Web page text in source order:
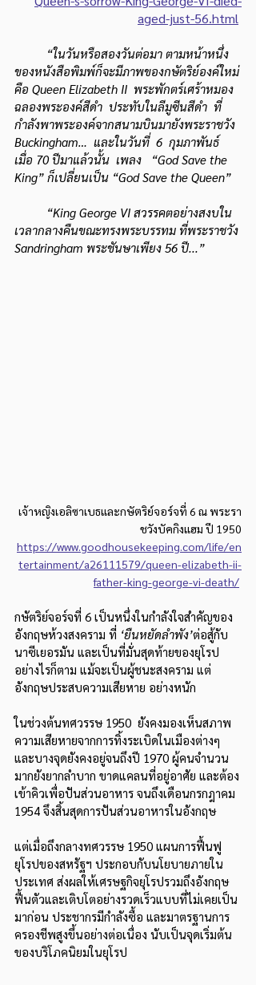
aged-just-56.html
“ในวันหรือสองวันต่อมา ตามหน้าหนึ่ง
ของหนังสือพิมพ์ก็จะมีภาพของกษัตริย์องค์ใหม่
คือ Queen Elizabeth II  พระพักตร์เศร้าหมอง
ฉลองพระองค์สีดำ  ประทับในลีมูซีนสีดำ  ที่
กำลังพาพระองค์จากสนามบินมายังพระราชวัง
Buckingham…  และในวันที่  6  กุมภาพันธ์
เมื่อ 70 ปีมาแล้วนั้น  เพลง   “God Save the
King” ก็เปลี่ยนเป็น “God Save the Queen”
“King George VI สวรรคตอย่างสงบใน
เวลากลางคืนขณะทรงพระบรรทม ที่พระราชวัง
Sandringham พระชันษาเพียง 56 ปี...”
เจ้าหญิงเอลิซาเบธและกษัตริย์จอร์จที่ 6 ณ พระรา
ชวังบัคกิงแฮม ปี 1950
https://www.goodhousekeeping.com/life/en
tertainment/a26111579/queen-elizabeth-ii-
father-king-george-vi-death/
กษัตริย์จอร์จที่ 6 เป็นหนึ่งในกำลังใจสำคัญของ
อังกฤษห้วงสงคราม ที่ ‘ยืนหยัดลำพัง’ต่อสู้กับ
นาซีเยอรมัน และเป็นที่มั่นสุดท้ายของยุโรป
อย่างไรก็ตาม แม้จะเป็นผู้ชนะสงคราม แต่
อังกฤษประสบความเสียหาย อย่างหนัก
ในช่วงต้นทศวรรษ 1950  ยังคงมองเห็นสภาพ
ความเสียหายจากการทิ้งระเบิดในเมืองต่างๆ
และบางจุดยังคงอยู่จนถึงปี 1970 ผู้คนจำนวน
มากยังยากลำบาก ขาดแคลนที่อยู่อาศัย และต้อง
เข้าคิวเพื่อปันส่วนอาหาร จนถึงเดือนกรกฎาคม
1954 จึงสิ้นสุดการปันส่วนอาหารในอังกฤษ
แต่เมื่อถึงกลางทศวรรษ 1950 แผนการฟื้นฟู
ยุโรปของสหรัฐฯ ประกอบกับนโยบายภายใน
ประเทศ ส่งผลให้เศรษฐกิจยุโรปรวมถึงอังกฤษ
ฟื้นตัวและเติบโตอย่างรวดเร็วแบบที่ไม่เคยเป็น
มาก่อน ประชากรมีกำลังซื้อ และมาตรฐานการ
ครองชีพสูงขึ้นอย่างต่อเนื่อง นับเป็นจุดเริ่มต้น
ของบริโภคนิยมในยุโรป